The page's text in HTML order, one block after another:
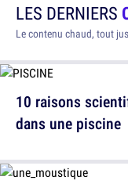
LES DERNIERS
Le contenu chaud, tout
10 raisons
dans une piscine